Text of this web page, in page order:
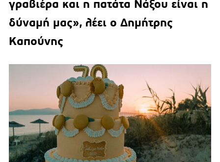
γραβιέρα και η πατάτα Νάξου είναι η
δύναμή μας», λέει ο Δημήτρης
Καπούνης